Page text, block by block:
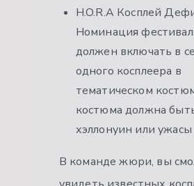
H.O.R.A Косплей
Номинация
должен включать в
одного косплеера в
тематическом
костюма должна
хэллонуин или ужасы
В команде жюри, вы